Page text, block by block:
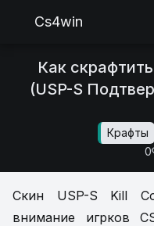
Cs4win
Как
(USP-S
Крафты
0
Скин USP-S Kill
внимание игрков